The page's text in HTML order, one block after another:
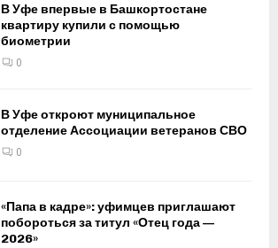
В Уфе впервые в Башкортостане
квартиру купили с помощью
биометрии
0
В Уфе откроют муниципальное
отделение Ассоциации ветеранов СВО
0
«Папа в кадре»: уфимцев приглашают
побороться за титул «Отец года —
2026»